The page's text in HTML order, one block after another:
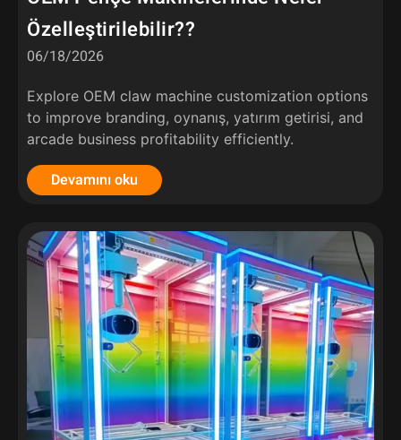
Özelleştirilebilir??
06/18/2026
Explore OEM claw machine customization options
to improve branding, oynanış, yatırım getirisi, and
arcade business profitability efficiently.
Devamını oku